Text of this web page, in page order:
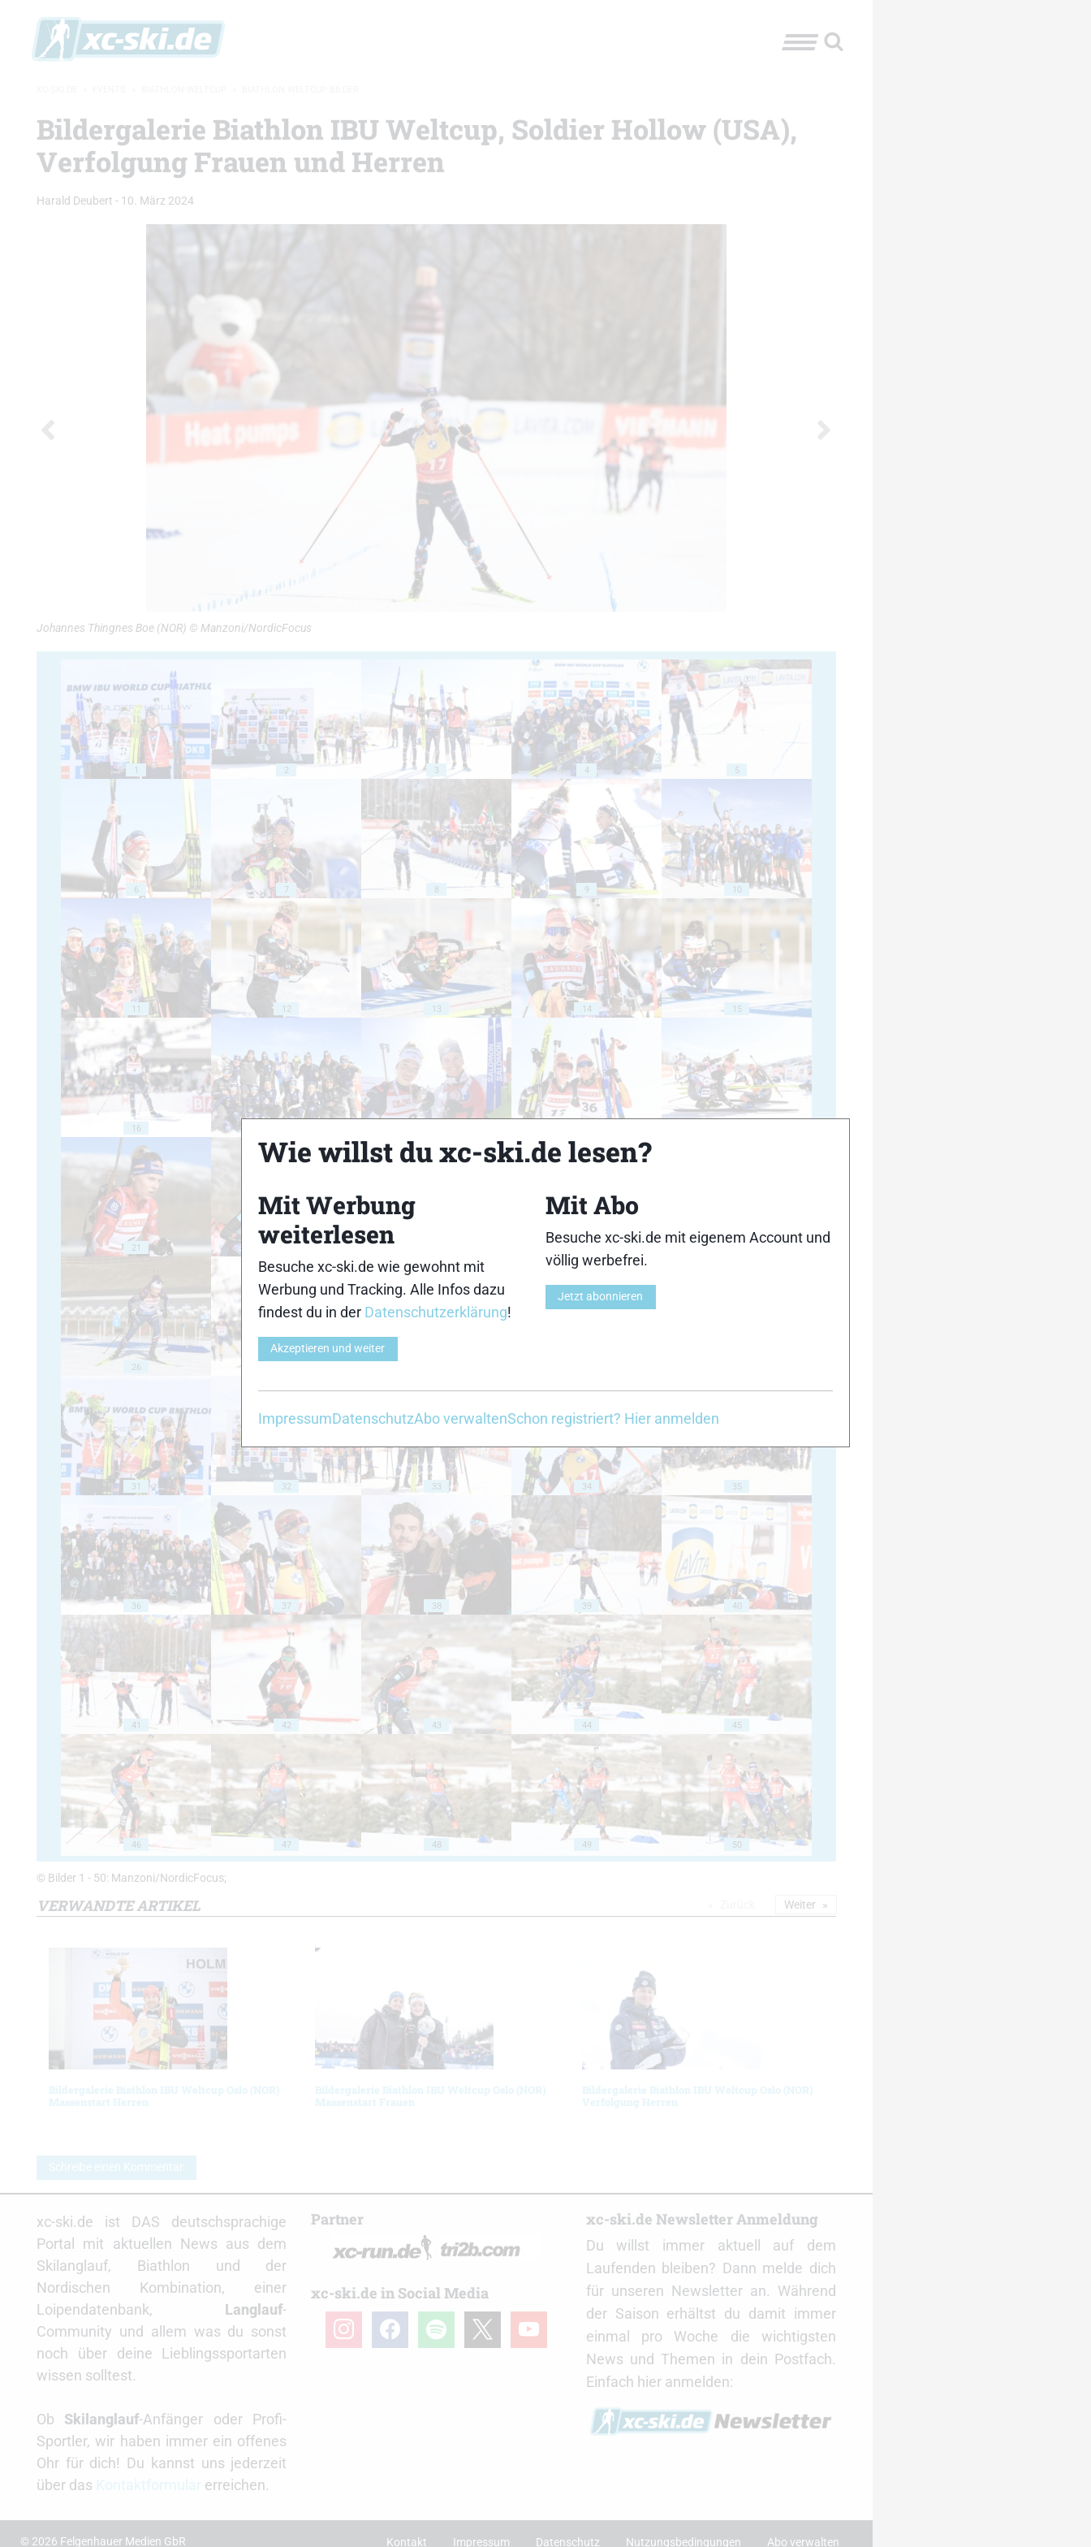
Bildergalerie Biathlon IBU Weltcup, Soldier Hollow (USA),
Verfolgung Frauen und Herren
Harald Deubert - 10. März 2024
Johannes Thingnes Boe (NOR) © Manzoni/NordicFocus
1 2 3 4 5
6 7 8 9 10
11 12 13 14 15
16
21 22
26
31 32 33 34 35
36 37 38 39 40
41 42 43 44 45
46 47 48 49 50
© Bilder 1 - 50: Manzoni/NordicFocus;
VERWANDTE ARTIKEL
Bildergalerie Biathlon IBU Weltcup Oslo (NOR)
Massenstart Herren
Bildergalerie Biathlon IBU Weltcup Oslo (NOR)
Massenstart Frauen
Bildergalerie Biathlon IBU Weltcup Oslo (NOR)
Verfolgung Herren
Weiter
Schreibe einen Kommentar
xc-ski.de ist DAS deutschsprachige
Portal mit aktuellen News aus dem
Skilanglauf, Biathlon und der
Nordischen Kombination, einer
Loipendatenbank, Langlauf-
Community und allem was du sonst
noch über deine Lieblingssportarten
wissen solltest.
Ob Skilanglauf-Anfänger oder Profi-
Sportler, wir haben immer ein offenes
Ohr für dich! Du kannst uns jederzeit
über das
erreichen.
Partner
xc-ski.de in Social Media
instagramfacebookspotify youtube
xc-ski.de Newsletter Anmeldung
Du willst immer aktuell auf dem
Laufenden bleiben? Dann melde dich
für unseren Newsletter an. Während
der Saison erhältst du damit immer
einmal pro Woche die wichtigsten
News und Themen in dein Postfach.
Einfach hier anmelden:
© 2026 Felgenhauer Medien GbR Kontakt Impressum Datenschutz Nutzungsbedingungen Abo verwalten
Wie willst du xc-ski.de lesen?
Mit Werbung
weiterlesen
Besuche xc-ski.de wie gewohnt mit
Werbung und Tracking. Alle Infos dazu
findest du in der Datenschutzerklärung!
Akzeptieren und weiter
Mit Abo
Besuche xc-ski.de mit eigenem Account und
völlig werbefrei.
Jetzt abonnieren
ImpressumDatenschutzAbo verwaltenSchon registriert? Hier anmelden